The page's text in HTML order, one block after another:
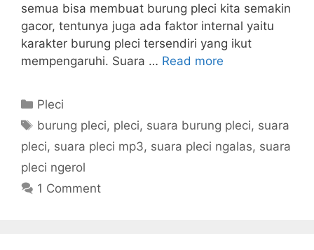
semua bisa membuat burung pleci kita semakin
gacor, tentunya juga ada faktor internal yaitu
karakter burung pleci tersendiri yang ikut
mempengaruhi. Suara … Read more
Categories
Pleci
Tags
burung pleci, pleci, suara burung pleci, suara
pleci, suara pleci mp3, suara pleci ngalas, suara
pleci ngerol
1 Comment